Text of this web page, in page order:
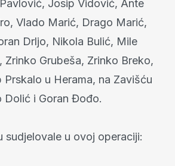
Josip Vidović, Ante
Vlado Marić, Drago Marić,
Drljo, Nikola Bulić, Mile
Zrinko Grubeša, Zrinko Breko,
u Herama, na Zavišću
Dolić i Goran Đođo.
sudjelovale u ovoj operaciji: